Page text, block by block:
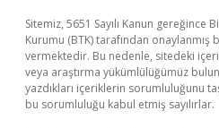
Sitemiz, 5651 Sayılı Kanun gereğince
Kurumu (BTK) tarafından onaylanmış
vermektedir. Bu nedenle, sitedeki
veya araştırma yükümlülüğümüz
yazdıkları içeriklerin sorumluluğunu
bu sorumluluğu kabul etmiş sayılırlar.